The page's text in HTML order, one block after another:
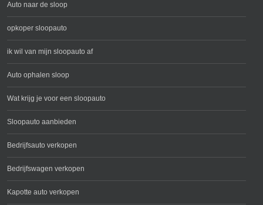
Auto naar de sloop
opkoper sloopauto
ik wil van mijn sloopauto af
Auto ophalen sloop
Wat krijg je voor een sloopauto
Sloopauto aanbieden
Bedrijfsauto verkopen
Bedrijfswagen verkopen
Kapotte auto verkopen